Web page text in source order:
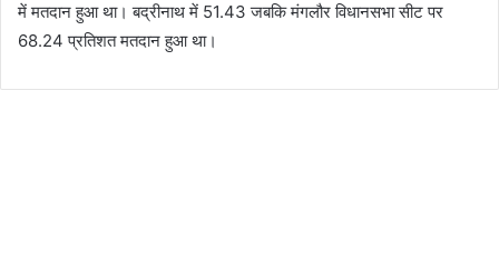
में मतदान हुआ था। बद्रीनाथ में 51.43 जबकि मंगलौर विधानसभा सीट पर
68.24 प्रतिशत मतदान हुआ था।